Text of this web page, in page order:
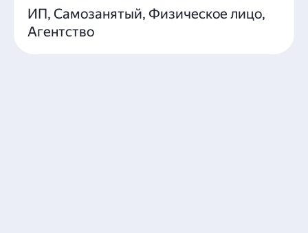
ИП, Самозанятый, Физическое лицо,
Агентство